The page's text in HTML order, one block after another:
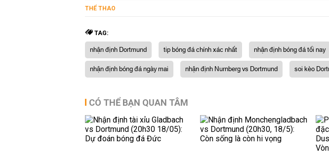
THỂ THAO
TAG:
nhận định Dortmund tip bóng đá chính xác nhất
nhận định bóng đá tối nay
nhận định bóng đá ngày mai
nhận định Nurnberg vs Dortmund soi kèo
CÓ THỂ BẠN QUAN TÂM